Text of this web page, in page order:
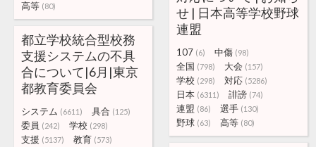
高等 (80)
せ | 日本高等学校野球
連盟
107 (6) 中傷 (98)
全国 (798) 大会 (157)
学校 (298) 対応 (5286)
日本 (6311) 誹謗 (74)
連盟 (86) 選手 (130)
野球 (63) 高等 (80)
都立学校統合型校務
支援システムの不具
合について|6月|東京
都教育委員会
システム (6611) 具合 (125)
委員 (242) 学校 (298)
支援 (5137) 教育 (573)